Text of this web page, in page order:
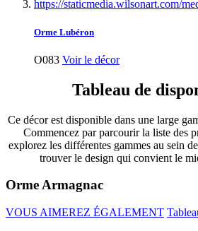
Orme Lubéron
O083 Voir le décor
Tableau de
Ce décor est disponible dans une large
Commencez par parcourir la liste des
explorez les différentes gammes au sein
trouver le design qui convient le
Orme Armagnac
VOUS AIMEREZ ÉGALEMENT